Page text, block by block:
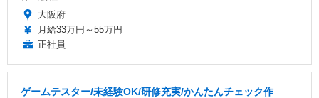
大阪府
月給33万円～55万円
正社員
ゲームテスター/未経験OK/研修充実/かんたんチェック作